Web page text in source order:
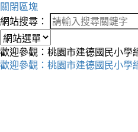
關閉區塊
網站搜尋：
歡迎參觀：桃園市建德國民小學
歡迎參觀：桃園市建德國民小學